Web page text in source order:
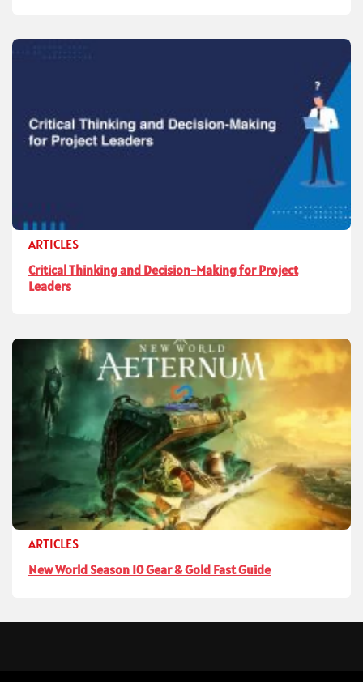
ARTICLES
Critical Thinking and Decision-Making for Project
Leaders
ARTICLES
New World Season 10 Gear & Gold Fast Guide